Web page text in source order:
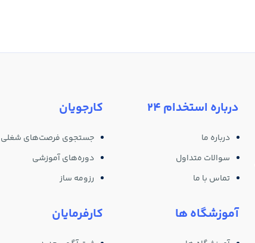
درباره استخدام 24
درباره ما
سوالات متداول
تماس با ما
آموزشگاه ها
کارجویان
جستجوی فرصت‌های شغلی
دوره‌های آموزشی
رزومه ساز
کارفرمایان